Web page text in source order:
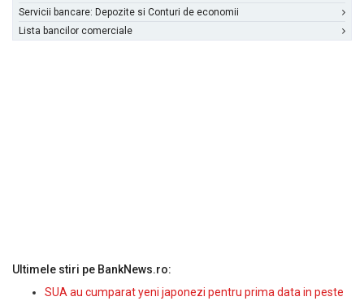
Servicii bancare: Depozite si Conturi de economii
Lista bancilor comerciale
Ultimele stiri pe BankNews.ro:
SUA au cumparat yeni japonezi pentru prima data in peste